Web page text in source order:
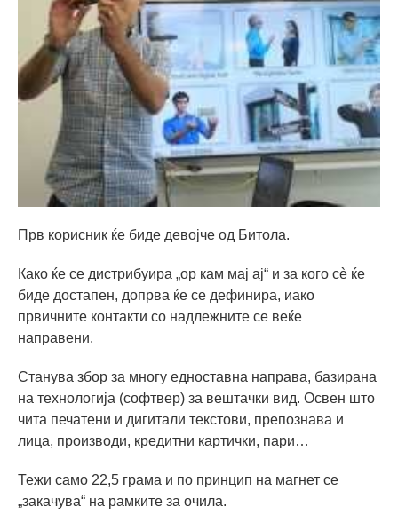
Прв корисник ќе биде девојче од Битола.
Како ќе се дистрибуира „ор кам мај ај“ и за кого сè ќе
биде достапен, допрва ќе се дефинира, иако
првичните контакти со надлежните се веќе
направени.
Станува збор за многу едноставна направа, базирана
на технологија (софтвер) за вештачки вид. Освен што
чита печатени и дигитали текстови, препознава и
лица, производи, кредитни картички, пари…
Тежи само 22,5 грама и по принцип на магнет се
„закачува“ на рамките за очила.